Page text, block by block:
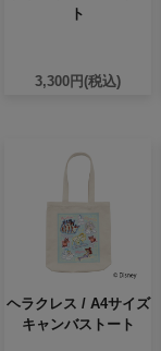
ト
3,300円(税込)
ヘラクレス / A4サイズ
キャンバストート